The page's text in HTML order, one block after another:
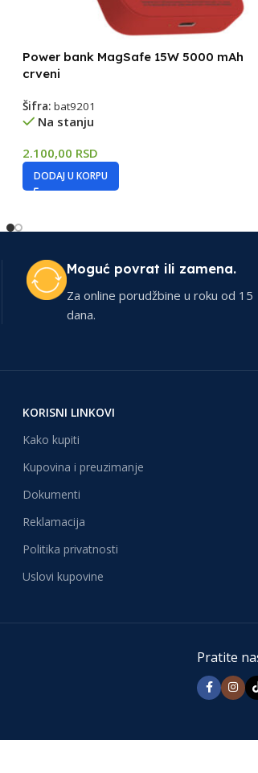
Power bank MagSafe 15W 5000 mAh
crveni
Šifra: bat9201
Na stanju
2.100,00 RSD
DODAJ U KORPU
Moguć povrat ili zamena.
Za online porudžbine u roku od 15
dana.
KORISNI LINKOVI
Kako kupiti
Kupovina i preuzimanje
Dokumenti
Reklamacija
Politika privatnosti
Uslovi kupovine
Pratite